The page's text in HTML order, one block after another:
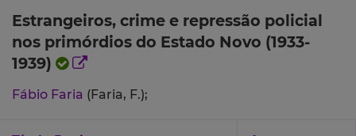
Estrangeiros, crime e repressão policial
nos primórdios do Estado Novo (1933-
1939)
Fábio Faria (Faria, F.);